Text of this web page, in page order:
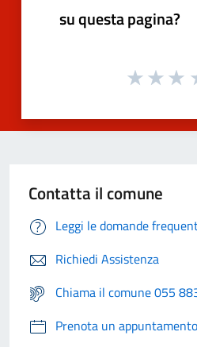
su questa pagina?
Contatta il comune
Leggi le domande
Richiedi Assistenza
Chiama il comune 055
Prenota un appuntamento